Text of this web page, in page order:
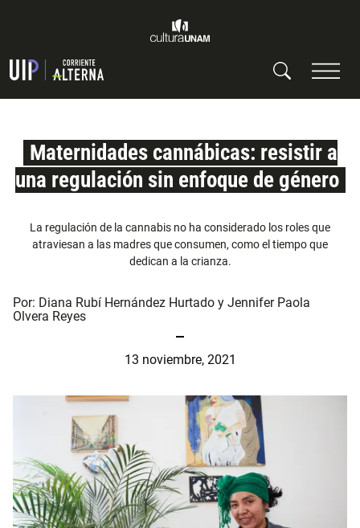
Maternidades cannábicas: resistir a
una regulación sin enfoque de género
La regulación de la cannabis no ha considerado los roles que
atraviesan a las madres que consumen, como el tiempo que
dedican a la crianza.
Por: Diana Rubí Hernández Hurtado y Jennifer Paola
Olvera Reyes
13 noviembre, 2021